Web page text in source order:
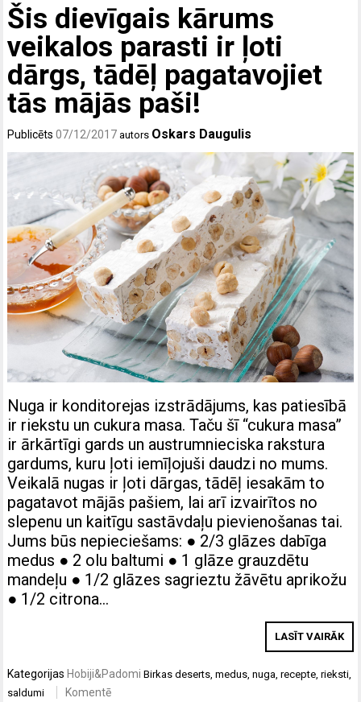
Šis dievīgais kārums
veikalos parasti ir ļoti
dārgs, tādēļ pagatavojiet
tās mājās paši!
Publicēts07/12/2017 autors Oskars Daugulis
Nuga ir konditorejas izstrādājums, kas patiesībā
ir riekstu un cukura masa. Taču šī “cukura masa”
ir ārkārtīgi gards un austrumnieciska rakstura
gardums, kuru ļoti iemīļojuši daudzi no mums.
Veikalā nugas ir ļoti dārgas, tādēļ iesakām to
pagatavot mājās pašiem, lai arī izvairītos no
slepenu un kaitīgu sastāvdaļu pievienošanas tai.
Jums būs nepieciešams: ● 2/3 glāzes dabīga
medus ● 2 olu baltumi ● 1 glāze grauzdētu
mandeļu ● 1/2 glāzes sagrieztu žāvētu aprikožu
● 1/2 citrona…
LASĪT VAIRĀK
Kategorijas Hobiji&Padomi Birkasdeserts ,medus ,nuga ,recepte ,rieksti
saldumi
Komentē